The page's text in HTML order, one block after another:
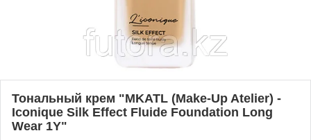
Тональный крем "MKATL (Make-Up Atelier) -
Iconique Silk Effect Fluide Foundation Long
Wear 1Y"